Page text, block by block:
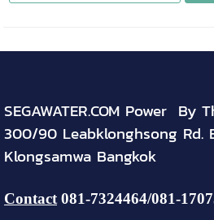
SEGAWATER.COM Power By
300/90 Leabklonghsong Rd.
Klongsamwa Bangkok
Contact 081-7324464/081-